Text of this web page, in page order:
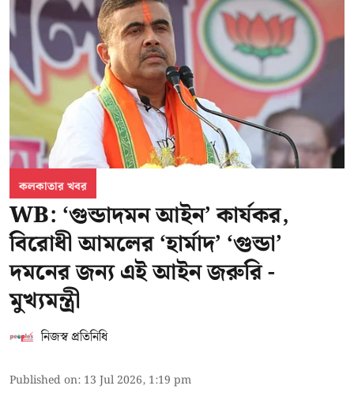
কলকাতার খবর
WB: ‘গুন্ডাদমন আইন’ কার্যকর,
বিরোধী আমলের ‘হার্মাদ’ ‘গুন্ডা’
দমনের জন্য এই আইন জরুরি -
মুখ্যমন্ত্রী
নিজস্ব প্রতিনিধি
Published on: 13 Jul 2026, 1:19 pm